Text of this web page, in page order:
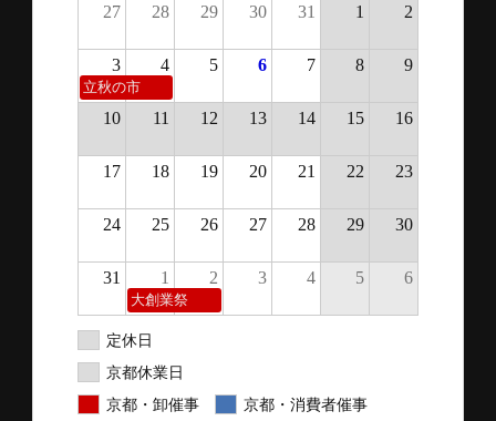
27 28 29 30 31 1 2
3 4 5 6 7 8 9
立秋の市
10 11 12 13 14 15 16
17 18 19 20 21 22 23
24 25 26 27 28 29 30
31 1 2 3 4 5 6
大創業祭
定休日
京都休業日
京都・卸催事
京都・消費者催事